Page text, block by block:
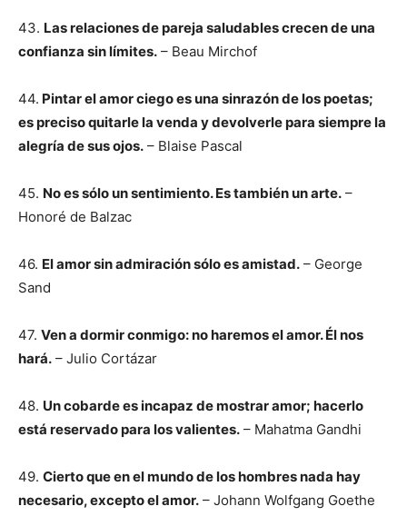
43. Las relaciones de pareja saludables crecen de una
confianza sin límites. – Beau Mirchof
44. Pintar el amor ciego es una sinrazón de los poetas;
es preciso quitarle la venda y devolverle para siempre la
alegría de sus ojos. – Blaise Pascal
45. No es sólo un sentimiento. Es también un arte. –
Honoré de Balzac
46. El amor sin admiración sólo es amistad. – George
Sand
47. Ven a dormir conmigo: no haremos el amor. Él nos
hará. – Julio Cortázar
48. Un cobarde es incapaz de mostrar amor; hacerlo
está reservado para los valientes. – Mahatma Gandhi
49. Cierto que en el mundo de los hombres nada hay
necesario, excepto el amor. – Johann Wolfgang Goethe